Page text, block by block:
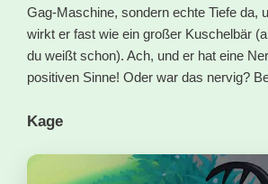
Gag-Maschine, sondern echte Tiefe da,
wirkt er fast wie ein großer Kuschelbär
du weißt schon). Ach, und er hat eine
positiven Sinne! Oder war das nervig?
Kage